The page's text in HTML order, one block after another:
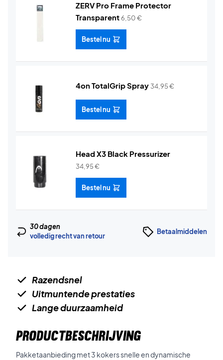
ZERV Pro Frame Protector
Transparent6,50€
Bestel nu
4on TotalGrip Spray 34,95€
Bestel nu
Head X3 Black Pressurizer
34,95€
Bestel nu
30 dagen
volledig recht van retour
Betaalmiddelen
Razendsnel
Uitmuntende prestaties
Lange duurzaamheid
PRODUCTBESCHRIJVING
Pakketaanbieding met 3 kokers snelle en dynamische